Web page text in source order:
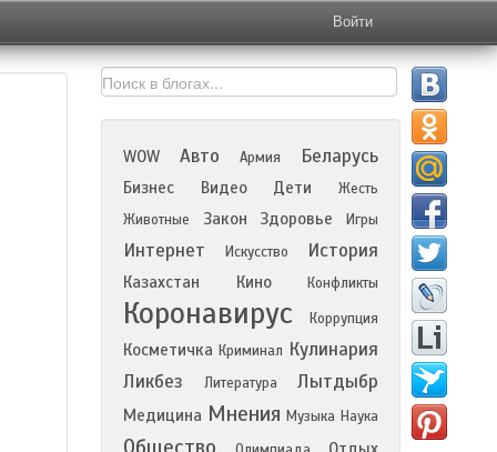
Войти
WOW Авто Армия Беларусь
Бизнес Видео Дети
Жесть
Животные
Закон Здоровье Игры
Интернет Искусство История
Казахстан Кино Конфликты
Коронавирус Коррупция
Косметичка Криминал Кулинария
Ликбез
Литература Лытдыбр
Медицина Мнения Музыка Наука